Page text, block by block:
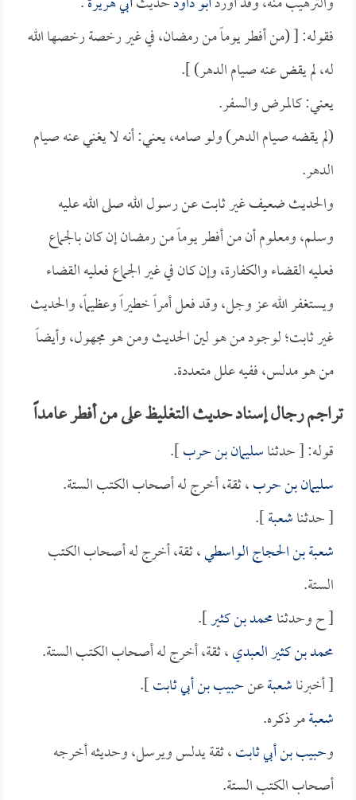
فقوله: [ (من أفطر يوماً من رمضان، في غير رخصة رخصها الله
له، لم يقض عنه صيام الدهر) ].
يعني: كالمرض والسفر.
(لم يقضه صيام الدهر) ولو صامه، يعني: أنه لا يغني عنه صيام
الدهر.
والحديث ضعيف غير ثابت عن رسول الله صلى الله عليه
وسلم، ومعلوم أن من أفطر يوماً من رمضان إن كان بالجماع
فعليه القضاء والكفارة، وإن كان في غير الجماع فعليه القضاء
ويستغفر الله عز وجل، وقد فعل أمراً خطيراً وعظيماً، والحديث
غير ثابت؛ لوجود من هو لين الحديث ومن هو مجهول، وأيضاً
من هو مدلس، ففيه علل متعددة.
تراجم رجال إسناد حديث التغليظ على من أفطر عامداً
قوله: [ حدثناسليمان بن حرب].
سليمان بن حرب، ثقة، أخرج له أصحاب الكتب الستة.
[ حدثناشعبة].
شعبة بن الحجاج الواسطي، ثقة، أخرج له أصحاب الكتب
الستة.
[ ح وحدثنامحمد بن كثير].
محمد بن كثير العبدي، ثقة، أخرج له أصحاب الكتب الستة.
[ أخبرناشعبةعنحبيب بن أبي ثابت].
شعبةمر ذكره.
وحبيب بن أبي ثابت، ثقة يدلس ويرسل، وحديثه أخرجه
أصحاب الكتب الستة.